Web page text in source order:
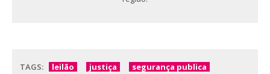
TAGS: leilão justiça segurança publica